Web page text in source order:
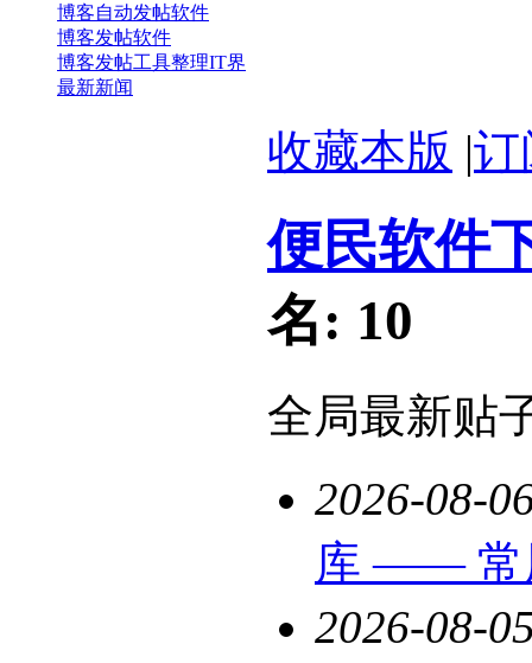
博客自动发帖软件
博客发帖软件
博客发帖工具整理IT界
最新新闻
收藏本版 |订
便民软件
名: 10
全局最新贴
2026-08-
库 —— 常
2026-08-